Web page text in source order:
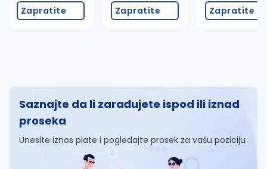
Zapratite Zapratite Zapratite
Saznajte da li zarađujete ispod ili iznad
proseka
Unesite iznos plate i pogledajte prosek za vašu poziciju